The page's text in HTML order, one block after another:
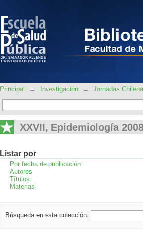
Principal → Investigación → Jornadas
XXVII, Epidemiología 2008
Listar por
Por fecha de publicación
Autores
Títulos
Materias
Búsqueda en esta colección: